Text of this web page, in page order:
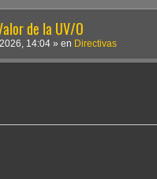
de la UV/O
14:04 » en Directivas